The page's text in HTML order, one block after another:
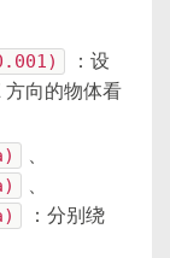
：设
方向的物体看
：分别绕